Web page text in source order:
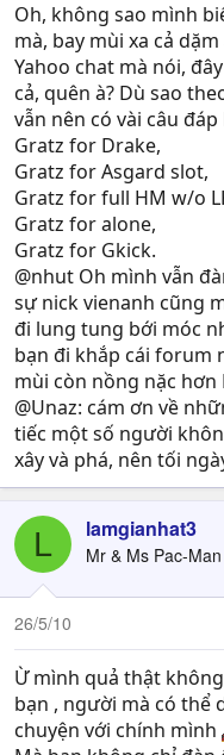
Oh, không sao mình
mà, bay mùi xa cả
Yahoo chat mà nói,
cả, quên à? Dù sao
vẫn nên có vài câu đáp
Gratz for Drake,
Gratz for Asgard slot,
Gratz for full HM w/o
Gratz for alone,
Gratz for Gkick.
@nhut Oh mình vẫn
sự nick vienanh cũng
đi lung tung bới móc
bạn đi khắp cái forum
mùi còn nồng nặc hơn
@Unaz: cám ơn về
tiếc một số người
xây và phá, nên tối
L lamgianhat3
Mr & Ms Pac-Man
26/5/10
Ừ mình quả thật
bạn , người mà có thể
chuyện với chính mình